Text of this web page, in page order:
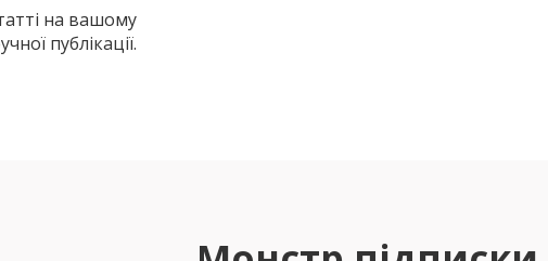
на вашому
публікації.